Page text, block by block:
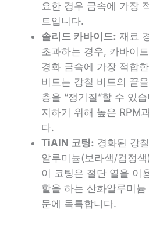
요한 경우 금속에 가장
트입니다.
솔리드 카바이드: 재료
초과하는 경우, 카바이
경화 금속에 가장 적합
비트는 강철 비트의 끝
층을 “쟁기질”할 수 있
지하기 위해 높은 RPM
다.
TiAlN 코팅: 경화된 강
알루미늄(보라색/검정
이 코팅은 절단 열을 이
할을 하는 산화알루미
문에 독특합니다.